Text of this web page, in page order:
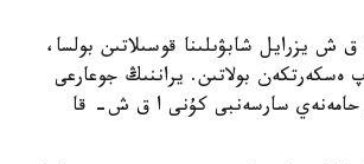
ش يزرايل شابۋىلىنا قوسىلاتىن بولسا،
ەسكەرتكەن بولاتىن. يراننىڭ جوعارعى
حامەنەي سارسەنبى كۇنى ا ق ش- قا